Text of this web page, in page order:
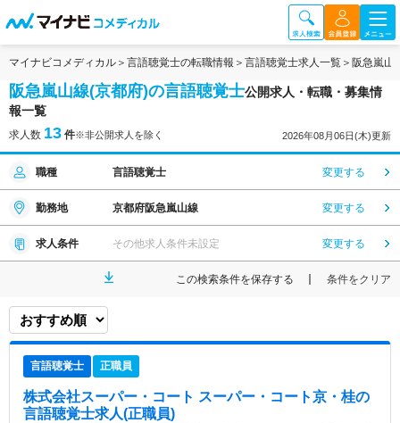
マイナビコメディカル 言語聴覚士の転職情報 言語聴覚士求人一覧 阪急嵐山
阪急嵐山線(京都府)の言語聴覚士公開求人・転職・募集情
報一覧
求人数 13 件※非公開求人を除く 2026年08月06日(木)更新
職種 言語聴覚士 変更する
勤務地 京都府阪急嵐山線 変更する
求人条件 その他求人条件未設定 変更する
この検索条件を保存する 条件をクリア
言語聴覚士 正職員
株式会社スーパー・コート スーパー・コート京・桂の
言語聴覚士求人(正職員)